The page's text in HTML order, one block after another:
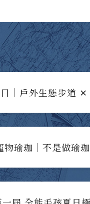
｜戶外生態步道
瑜珈｜不是做瑜珈